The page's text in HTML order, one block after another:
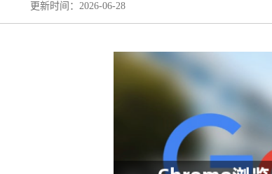
更新时间： 2026-06-28